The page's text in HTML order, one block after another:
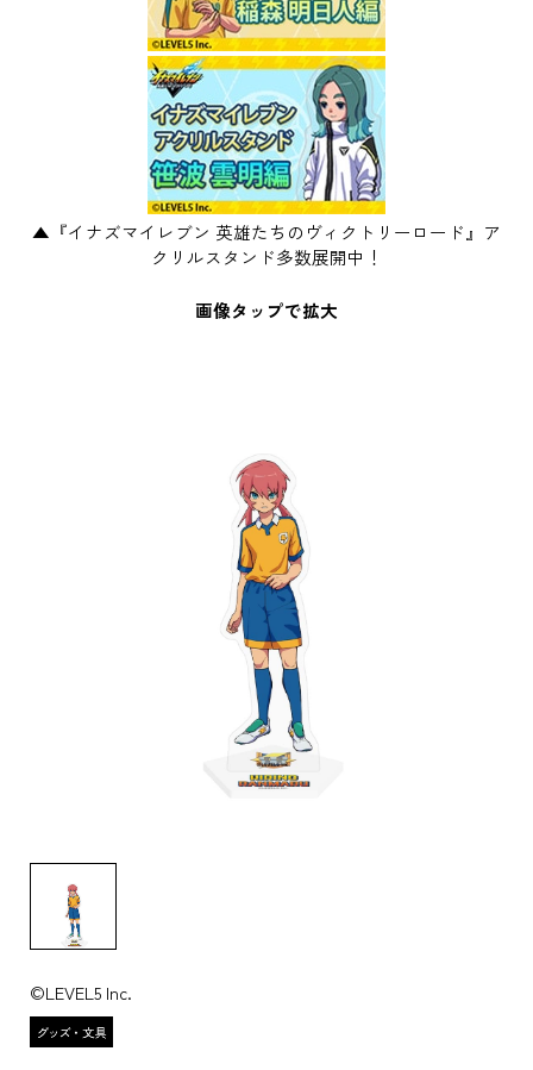
▲『イナズマイレブン 英雄たちのヴィクトリーロード』ア
クリルスタンド多数展開中！
画像タップで拡大
©LEVEL5 Inc.